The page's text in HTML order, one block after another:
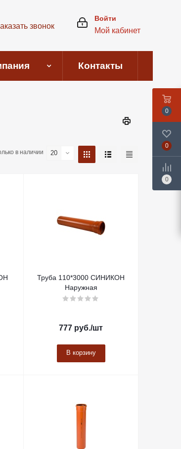
Войти
Мой кабинет
звонок
Контакты
20
в наличии
Труба 110*3000 СИНИКОН
Наружная
777 руб./шт
В корзину
0
0
0